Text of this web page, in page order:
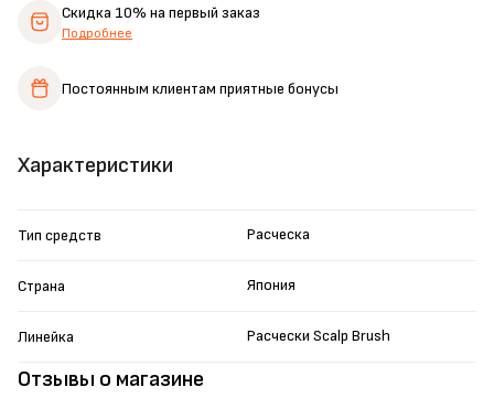
Отзывы о магазине
Характеристики
Тип средств Расческа
Страна Япония
Линейка Расчески Scalp Brush
Скидка 10% на первый заказ
Подробнее
Постоянным клиентам приятные бонусы